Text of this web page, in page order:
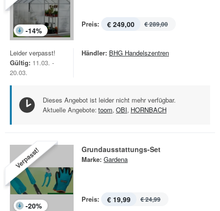
-14%
Preis: € 249,00 € 289,00
Leider verpasst!
Gültig: 11.03. -
20.03.
Händler: BHG Handelszentren
Dieses Angebot ist leider nicht mehr verfügbar.
Aktuelle Angebote: toom, OBI, HORNBACH
Verpasst!
-20%
Grundausstattungs-Set
Marke: Gardena
Preis: € 19,99 € 24,99